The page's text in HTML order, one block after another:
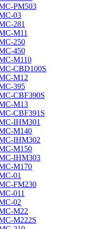
PM503
03
281
M11
250
450
M110
CBD100S
M12
395
CBF390S
M13
CBF391S
IHM301
M140
IHM302
M150
IHM303
M170
01
FM230
011
02
M22
M222S